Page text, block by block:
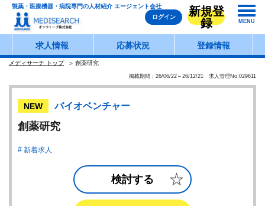
製薬・医療機器・病院専門の人材紹介 エージェント会社
ログイン
新規登
録
MENU
求人情報 応募状況 登録情報
メディサーチ トップ 創薬研究
掲載期間：26/06/22～26/12/21 求人管理No.029611
NEW バイオベンチャー
創薬研究
新着求人
検討する